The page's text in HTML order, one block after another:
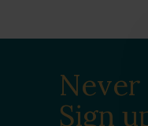
Never
Sign